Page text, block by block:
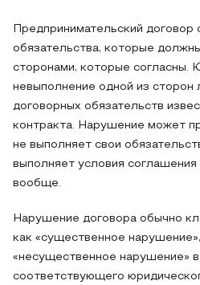
Предпринимательский
обязательства, которые
сторонами, которые согласны.
невыполнение одной из сторон
договорных обязательств
контракта. Нарушение может
не выполняет свои
выполняет условия соглашения
вообще.
Нарушение договора обычно
как «существенное
«несущественное нарушение»
соответствующего